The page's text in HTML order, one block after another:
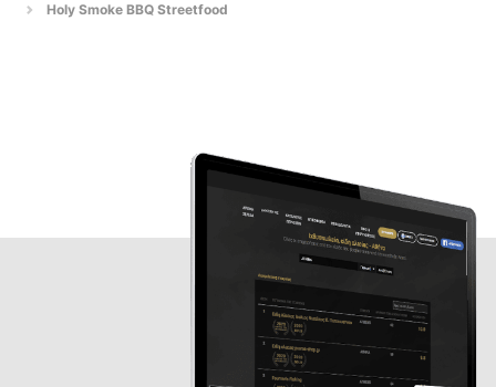
Holy Smoke BBQ Streetfood